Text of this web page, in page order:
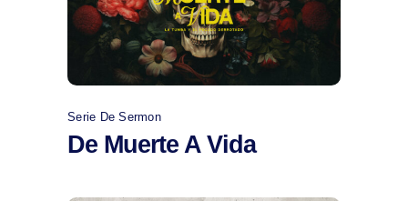
Comprar
Serie De Sermon
De Muerte A Vida